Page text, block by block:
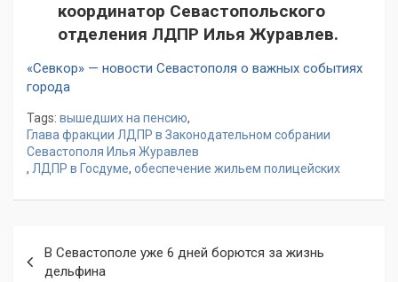
координатор Севастопольского
отделения ЛДПР Илья Журавлев.
«Севкор» — новости Севастополя о важных событиях
города
Tags: вышедших на пенсию,
Глава фракции ЛДПР в Законодательном собрании
Севастополя Илья Журавлев
, ЛДПР в Госдуме, обеспечение жильем полицейских
по
В Севастополе уже 6 дней борются за жизнь
дельфина